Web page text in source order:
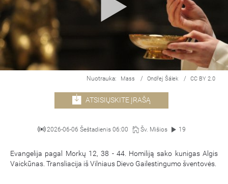
Nuotrauka: Mass / Ondřej Šálek / CC BY 2.0
ATSISIŲSKITE ĮRAŠĄ
2026-06-06 Šeštadienis 06:00 Šv. Mišios 19
Evangelija pagal Morkų 12, 38 - 44. Homiliją sako kunigas Algis
Vaickūnas. Transliacija iš Vilniaus Dievo Gailestingumo šventovės.